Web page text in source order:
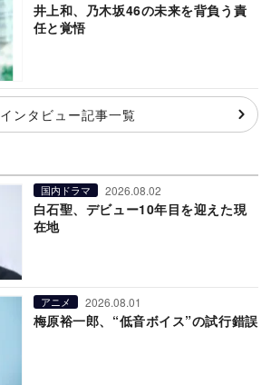
井上和、乃木坂46の未来を背負う責
任と覚悟
インタビュー記事一覧
国内ドラマ 2026.08.02
白石聖、デビュー10年目を迎えた現
在地
アニメ 2026.08.01
梅原裕一郎、“低音ボイス”の試行錯誤